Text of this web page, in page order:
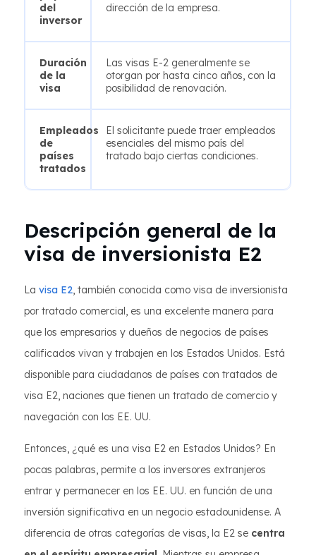
del
inversor
dirección de la empresa.
Duración
de la
visa
Las visas E-2 generalmente se
otorgan por hasta cinco años, con la
posibilidad de renovación.
Empleados
de
países
tratados
El solicitante puede traer empleados
esenciales del mismo país del
tratado bajo ciertas condiciones.
Descripción general de la
visa de inversionista E2
La visa E2, también conocida como visa de inversionista
por tratado comercial, es una excelente manera para
que los empresarios y dueños de negocios de países
calificados vivan y trabajen en los Estados Unidos. Está
disponible para ciudadanos de países con tratados de
visa E2, naciones que tienen un tratado de comercio y
navegación con los EE. UU.
Entonces, ¿qué es una visa E2 en Estados Unidos? En
pocas palabras, permite a los inversores extranjeros
entrar y permanecer en los EE. UU. en función de una
inversión significativa en un negocio estadounidense. A
diferencia de otras categorías de visas, la E2 se centra